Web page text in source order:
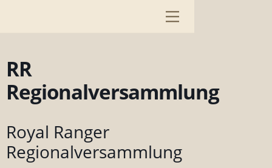
Menu
RR
Regionalversammlung
Royal Ranger
Regionalversammlung